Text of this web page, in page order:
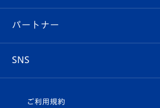
メディア
ホームタウン
マスコット紹介
ヴィヴィくんの長崎おもてなしガイド
スタジアムグルメ
V-LOVERS（ファンクラブ）
プレイヤーズスイート
店舗情報
育成からのお知らせ
U-18
パートナー
SNS
ご利用規約